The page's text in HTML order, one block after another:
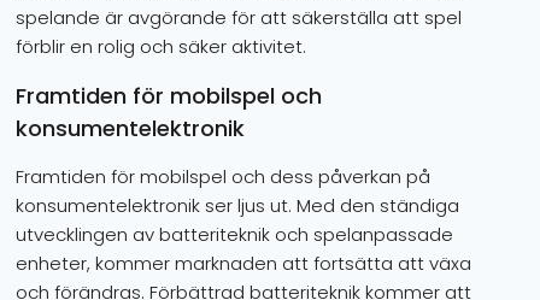
spelande är avgörande för att säkerställa att spel
förblir en rolig och säker aktivitet.
Framtiden för mobilspel och
konsumentelektronik
Framtiden för mobilspel och dess påverkan på
konsumentelektronik ser ljus ut. Med den ständiga
utvecklingen av batteriteknik och spelanpassade
enheter, kommer marknaden att fortsätta att växa
och förändras. Förbättrad batteriteknik kommer att